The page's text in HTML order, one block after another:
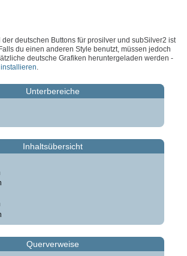
deutschen Buttons für prosilver und subSilver2 ist
du einen anderen Style benutzt, müssen jedoch
deutsche Grafiken heruntergeladen werden -
.
Unterbereiche
Inhaltsübersicht
Querverweise